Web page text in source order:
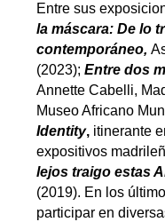
Entre sus
la máscara: De lo
contemporáneo,
(2023);Entre dos
Annette Cabelli,
Museo Africano
Identity, itinerante
expositivos
lejos traigo estas
(2019). En los
participar en